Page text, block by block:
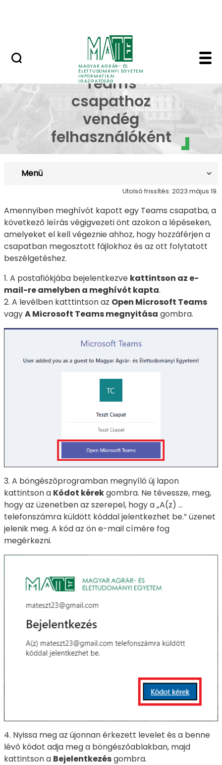
MAGYAR AGRÁR- ÉS
ÉLETTUDOMÁNYI EGYETEM
INFORMATIKAI
IGAZGATÓSÁG
Hozzáférés Teams
Hozzáférés
Teams
csapathoz
vendég
felhasználóként
Menü
Utolsó frissítés: 2023 május 19.
Amennyiben meghívót kapott egy Teams csapatba, a
következő leírás végigvezeti önt azokon a lépéseken,
amelyeket el kell végeznie ahhoz, hogy hozzáférjen a
csapatban megosztott fájlokhoz és az ott folytatott
beszélgetéshez.
1. A postafiókjába bejelentkezve kattintson az e-
mail-re amelyben a meghívót kapta.
2. A levélben katttintson az Open Microsoft Teams
vagyA Microsoft Teams megnyitása gombra.
3. A böngészőprogramban megnyíló új lapon
kattintson a Kódot kérekgombra. Ne tévessze, meg,
hogy az üzenetben az szerepel, hogy a „A(z) …
telefonszámra küldött kóddal jelentkezhet be.” üzenet
jelenik meg. A kód az ön e-mail címére fog
megérkezni.
4. Nyissa meg az újonnan érkezett levelet és a benne
lévő kódot adja meg a böngészőablakban, majd
kattintson a Bejelentkezésgombra.